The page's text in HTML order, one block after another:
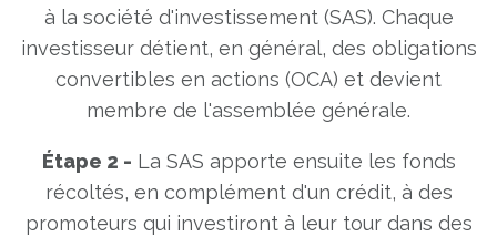
à la société d'investissement (SAS). Chaque
investisseur détient, en général, des obligations
convertibles en actions (OCA) et devient
membre de l'assemblée générale.
Étape 2 - La SAS apporte ensuite les fonds
récoltés, en complément d'un crédit, à des
promoteurs qui investiront à leur tour dans des